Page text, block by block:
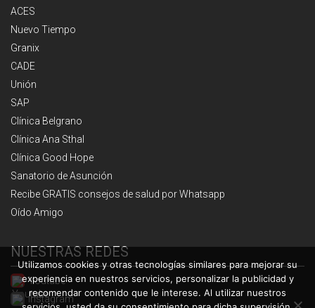
ACES
Nuevo Tiempo
Granix
CADE
Unión
SAP
Clínica Belgrano
Clínica Ana Sthal
Clínica Good Hope
Sanatorio de Asunción
Recibe GRATIS consejos de salud por Whatsapp
Oído Amigo
NUESTRAS REDES
Youtube
Instagram
Utilizamos cookies y otras tecnologías similares para mejorar su
experiencia en nuestros servicios, personalizar la publicidad y
recomendar contenido que le interese. Al utilizar nuestros